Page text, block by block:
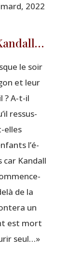
2022
le soir
et leur
A‑t-il
res­sus­
l’é­
car Kan­dall
de la
un
est mort
seul…»